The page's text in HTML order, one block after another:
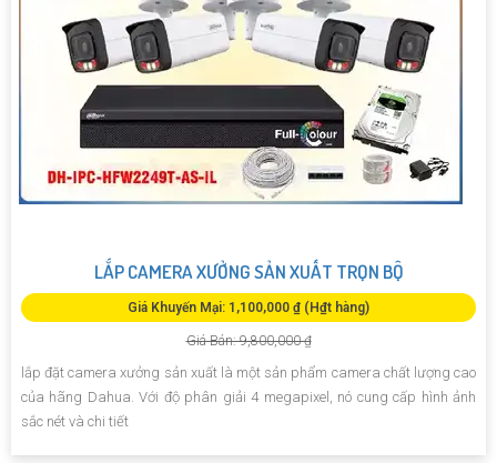
LẮP CAMERA XƯỞNG SẢN XUẤT TRỌN BỘ
Giá Khuyến Mại: 1,100,000 ₫ (H₫t hàng)
Giá Bán: 9,800,000 ₫
lắp đặt camera xưởng sản xuất là một sản phẩm camera chất lượng cao
của hãng Dahua. Với độ phân giải 4 megapixel, nó cung cấp hình ảnh
sắc nét và chi tiết